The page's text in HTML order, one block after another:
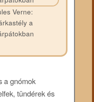
Verne:
a
a gnómok
tündérek és